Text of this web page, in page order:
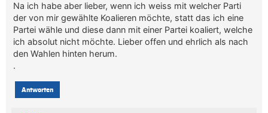
Na ich habe aber lieber, wenn ich weiss mit welcher Parti
der von mir gewählte Koalieren möchte, statt das ich eine
Partei wähle und diese dann mit einer Partei koaliert, welche
ich absolut nicht möchte. Lieber offen und ehrlich als nach
den Wahlen hinten herum.
.
Antworten